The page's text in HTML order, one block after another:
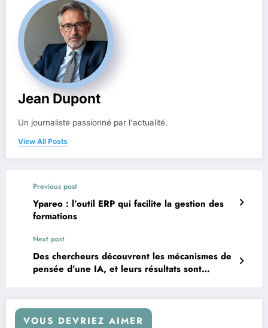
Jean Dupont
Un journaliste passionné par l'actualité.
View All Posts
Previous post
Ypareo : l’outil ERP qui facilite la gestion des
formations
Next post
Des chercheurs découvrent les mécanismes de
pensée d’une IA, et leurs résultats sont
VOUS DEVRIEZ AIMER